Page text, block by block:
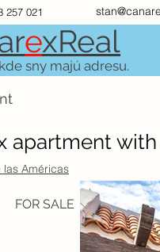
257 021
exReal
sny majú adresu.
apartment
las Américas
FOR SALE